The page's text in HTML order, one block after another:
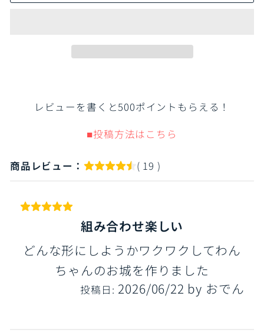
レビューを書くと500ポイントもらえる！
■投稿方法はこちら
商品レビュー： ( 19 )
組み合わせ楽しい
どんな形にしようかワクワクしてわん
ちゃんのお城を作りました
投稿日: 2026/06/22 by おでん